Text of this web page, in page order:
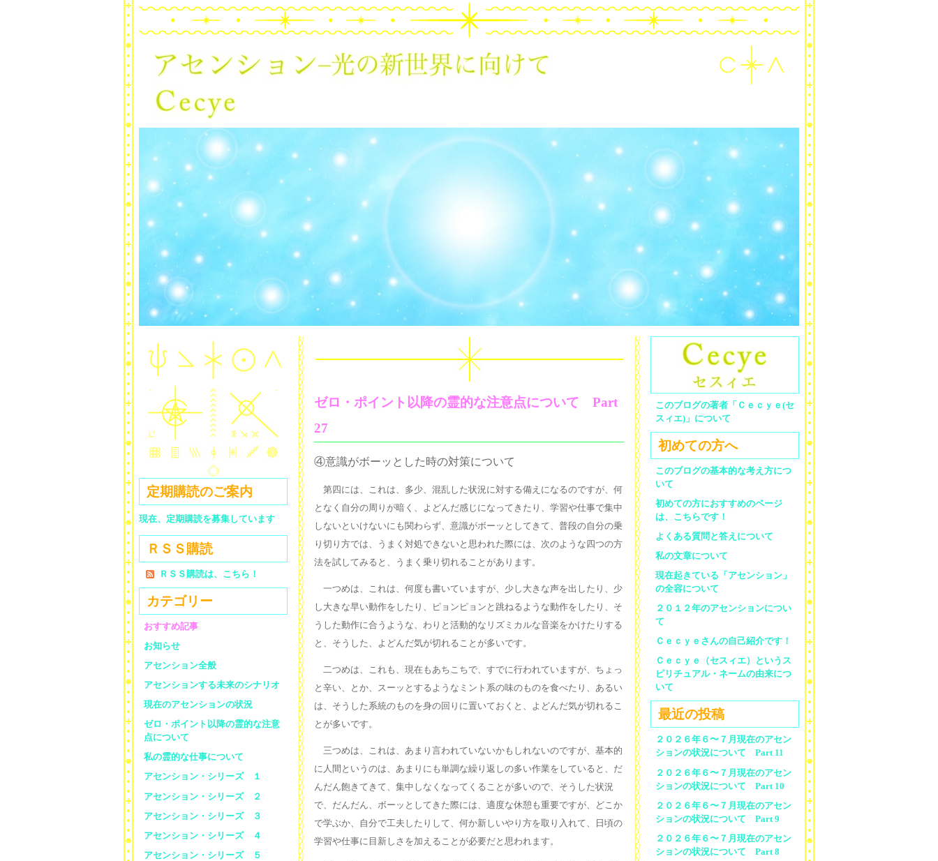
ゼロ・ポイント以降の霊的な注意点について Part
27
④意識がボーッとした時の対策について
第四には、これは、多少、混乱した状況に対する備えになるのですが、何
となく自分の周りが暗く、よどんだ感じになってきたり、学習や仕事で集中
しないといけないにも関わらず、意識がボーッとしてきて、普段の自分の乗
り切り方では、うまく対処できないと思われた際には、次のような四つの方
法を試してみると、うまく乗り切れることがあります。
一つめは、これは、何度も書いていますが、少し大きな声を出したり、少
し大きな早い動作をしたり、ピョンピョンと跳ねるような動作をしたり、そ
うした動作に合うような、わりと活動的なリズミカルな音楽をかけたりする
と、そうした、よどんだ気が切れることが多いです。
二つめは、これも、現在もあちこちで、すでに行われていますが、ちょっ
と辛い、とか、スーッとするようなミント系の味のものを食べたり、あるい
は、そうした系統のものを身の回りに置いておくと、よどんだ気が切れるこ
とが多いです。
三つめは、これは、あまり言われていないかもしれないのですが、基本的
に人間というのは、あまりにも単調な繰り返しの多い作業をしていると、だ
んだん飽きてきて、集中しなくなってくることが多いので、そうした状況
で、だんだん、ボーッとしてきた際には、適度な休憩も重要ですが、どこか
で学ぶか、自分で工夫したりして、何か新しいやり方を取り入れて、日頃の
学習や仕事に目新しさを加えることが必要だと思われます。
このブログの著者「Ｃｅｃｙｅ(セ
スィエ)」について
初めての方へ
このブログの基本的な考え方につ
いて
初めての方におすすめのページ
は、こちらです！
よくある質問と答えについて
私の文章について
現在起きている「アセンション」
の全容について
２０１２年のアセンションについ
て
Ｃｅｃｙｅさんの自己紹介です！
Ｃｅｃｙｅ（セスィエ）というス
ピリチュアル・ネームの由来につ
いて
最近の投稿
２０２６年６〜７月現在のアセン
ションの状況について Part 11
２０２６年６〜７月現在のアセン
ションの状況について Part 10
２０２６年６〜７月現在のアセン
ションの状況について Part 9
２０２６年６〜７月現在のアセン
ションの状況について Part 8
定期購読のご案内
現在、定期購読を募集しています
ＲＳＳ購読
ＲＳＳ購読は、こちら！
カテゴリー
おすすめ記事
お知らせ
アセンション全般
アセンションする未来のシナリオ
現在のアセンションの状況
ゼロ・ポイント以降の霊的な注意
点について
私の霊的な仕事について
アセンション・シリーズ １
アセンション・シリーズ ２
アセンション・シリーズ ３
アセンション・シリーズ ４
アセンション・シリーズ ５